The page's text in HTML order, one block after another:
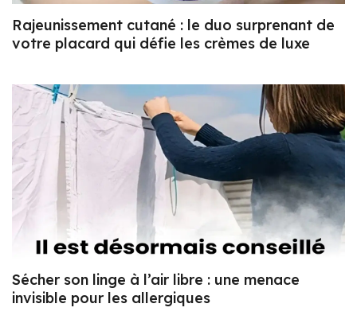
Rajeunissement cutané : le duo surprenant de
votre placard qui défie les crèmes de luxe
Sécher son linge à l’air libre : une menace
invisible pour les allergiques